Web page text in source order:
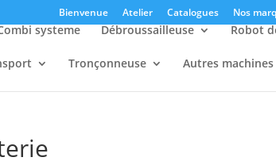
Bienvenue Atelier Catalogues Nos
systeme Débroussailleuse Robot
Tronçonneuse Autres machines